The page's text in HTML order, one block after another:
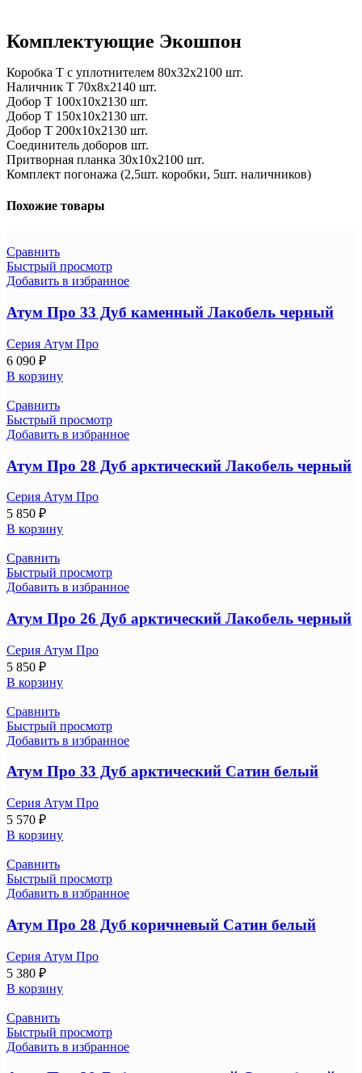
Комплектующие Экошпон
Коробка Т с уплотнителем 80х32х2100 шт.
Наличник Т 70х8х2140 шт.
Добор Т 100х10х2130 шт.
Добор Т 150х10х2130 шт.
Добор Т 200х10х2130 шт.
Соединитель доборов шт.
Притворная планка 30х10х2100 шт.
Комплект погонажа (2,5шт. коробки, 5шт. наличников)
Похожие товары
Сравнить
Быстрый просмотр
Добавить в избранное
Атум Про 33 Дуб каменный Лакобель черный
Серия Атум Про
6 090 ₽
В корзину
Сравнить
Быстрый просмотр
Добавить в избранное
Атум Про 28 Дуб арктический Лакобель черный
Серия Атум Про
5 850 ₽
В корзину
Сравнить
Быстрый просмотр
Добавить в избранное
Атум Про 26 Дуб арктический Лакобель черный
Серия Атум Про
5 850 ₽
В корзину
Сравнить
Быстрый просмотр
Добавить в избранное
Атум Про 33 Дуб арктический Сатин белый
Серия Атум Про
5 570 ₽
В корзину
Сравнить
Быстрый просмотр
Добавить в избранное
Атум Про 28 Дуб коричневый Сатин белый
Серия Атум Про
5 380 ₽
В корзину
Сравнить
Быстрый просмотр
Добавить в избранное